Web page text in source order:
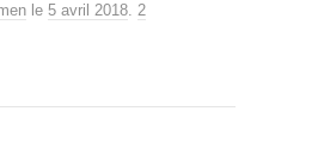
le 5 avril 2018. 2